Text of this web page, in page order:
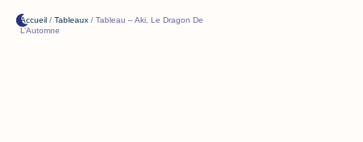
Accueil / Tableaux / Tableau – Aki, Le Dragon De
L’Automne